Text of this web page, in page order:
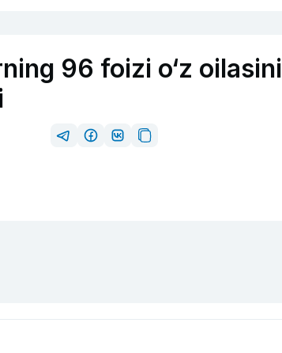
96 foizi o‘z oilasini